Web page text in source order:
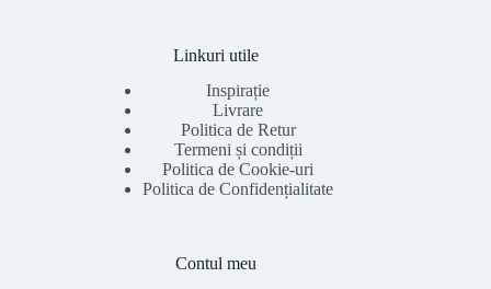
Linkuri utile
Inspirație
Livrare
Politica de Retur
Termeni și condiții
Politica de Cookie-uri
Politica de Confidențialitate
Contul meu